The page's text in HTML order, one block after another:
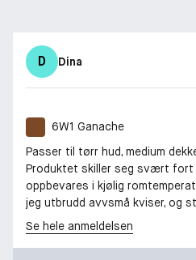
D Dina
6W1 Ganache
Passer til tørr hud, medium
Produktet skiller seg svært fort
oppbevares i kjølig
jeg utbrudd avvsmå kviser, og
Se hele anmeldelsen